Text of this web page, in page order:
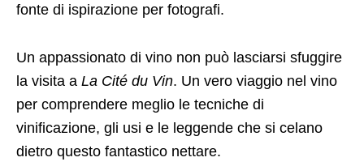
fonte di ispirazione per fotografi.
Un appassionato di vino non può lasciarsi sfuggire
la visita a La Cité du Vin. Un vero viaggio nel vino
per comprendere meglio le tecniche di
vinificazione, gli usi e le leggende che si celano
dietro questo fantastico nettare.